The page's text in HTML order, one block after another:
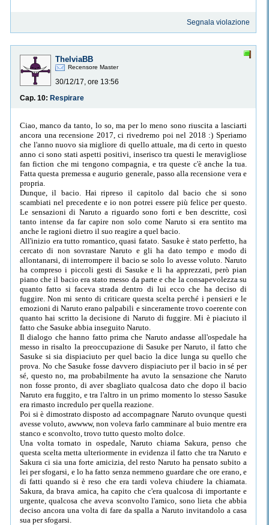
Segnala violazione
ThelviaBB
Recensore Master
30/12/17, ore 13:56
Cap. 10: Respirare
Ciao, manco da tanto, lo so, ma per lo meno sono riuscita a lasciarti
ancora una recensione 2017, ci rivedremo poi nel 2018 :) Speriamo
che l'anno nuovo sia migliore di quello attuale, ma di certo in questo
anno ci sono stati aspetti positivi, inserisco tra questi le meravigliose
fan fiction che mi tengono compagnia, e tra queste c'è anche la tua.
Fatta questa premessa e augurio generale, passo alla recensione vera e
propria.
Dunque, il bacio. Hai ripreso il capitolo dal bacio che si sono
scambiati nel precedente e io non potrei essere più felice per questo.
Le sensazioni di Naruto a riguardo sono forti e ben descritte, così
tanto intense da far capire non solo come Naruto si era sentito ma
anche le ragioni dietro il suo reagire a quel bacio.
All'inizio era tutto romantico, quasi fatato. Sasuke è stato perfetto, ha
cercato di non sovrastare Naruto e gli ha dato tempo e modo di
allontanarsi, di interrompere il bacio se solo lo avesse voluto. Naruto
ha compreso i piccoli gesti di Sasuke e li ha apprezzati, però pian
piano che il bacio era stato messo da parte e che la consapevolezza su
quanto fatto si faceva strada dentro di lui ecco che ha deciso di
fuggire. Non mi sento di criticare questa scelta perché i pensieri e le
emozioni di Naruto erano palpabili e sinceramente trovo coerente con
quanto hai scritto la decisione di Naruto di fuggire. Mi è piaciuto il
fatto che Sasuke abbia inseguito Naruto.
Il dialogo che hanno fatto prima che Naruto andasse all'ospedale ha
messo in risalto la preoccupazione di Sasuke per Naruto, il fatto che
Sasuke si sia dispiaciuto per quel bacio la dice lunga su quello che
prova. No che Sasuke fosse davvero dispiaciuto per il bacio in sé per
sé, questo no, ma probabilmente ha avuto la sensazione che Naruto
non fosse pronto, di aver sbagliato qualcosa dato che dopo il bacio
Naruto era fuggito, e tra l'altro in un primo momento lo stesso Sasuke
era rimasto incredulo per quella reazione.
Poi si è dimostrato disposto ad accompagnare Naruto ovunque questi
avesse voluto, awwww, non voleva farlo camminare al buio mentre era
stanco e sconvolto, trovo tutto questo molto dolce.
Una volta tornato in ospedale, Naruto chiama Sakura, penso che
questa scelta metta ulteriormente in evidenza il fatto che tra Naruto e
Sakura ci sia una forte amicizia, del resto Naruto ha pensato subito a
lei per sfogarsi, e lo ha fatto senza nemmeno guardare che ore erano, e
di fatti quando si è reso che era tardi voleva chiudere la chiamata.
Sakura, da brava amica, ha capito che c'era qualcosa di importante e
urgente, qualcosa che aveva sconvolto l'amico, sono lieta che abbia
deciso ancora una volta di fare da spalla a Naruto invitandolo a casa
sua per sfogarsi.